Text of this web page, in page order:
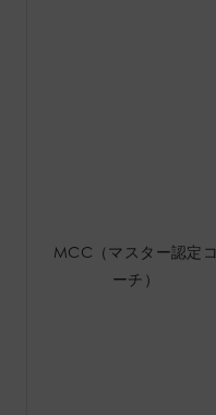
MCC（マスター認定コ
ーチ）